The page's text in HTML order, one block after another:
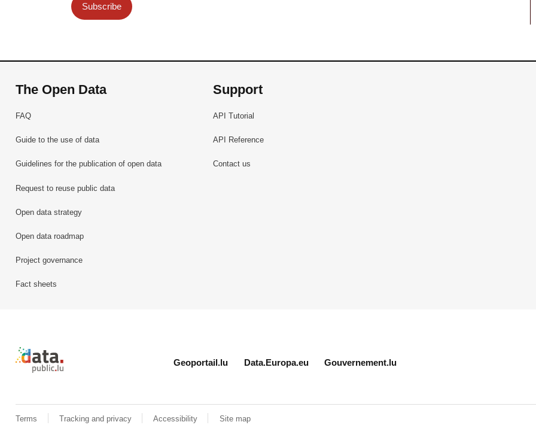
Subscribe
The Open Data
FAQ
Guide to the use of data
Guidelines for the publication of open data
Request to reuse public data
Open data strategy
Open data roadmap
Project governance
Fact sheets
Support
API Tutorial
API Reference
Contact us
Retour à l'accueil de data.public.lu
Geoportail.lu Data.Europa.eu Gouvernement.lu
Terms Tracking and privacy Accessibility Site map